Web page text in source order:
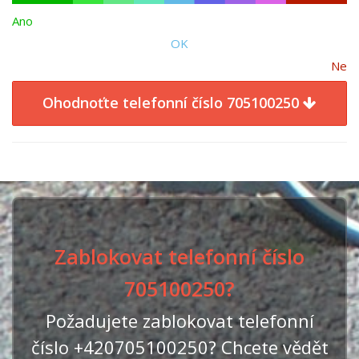
Ano
OK
Ne
Ohodnoťte telefonní číslo 705100250
Zablokovat telefonní číslo
705100250?
Požadujete zablokovat telefonní
číslo +420705100250? Chcete vědět